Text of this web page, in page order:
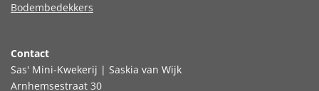
Bodembedekkers
Contact
Sas' Mini-Kwekerij | Saskia van Wijk
Arnhemsestraat 30